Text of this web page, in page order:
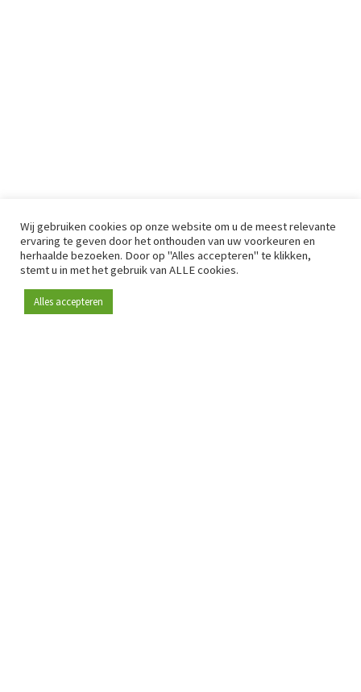
Wij gebruiken cookies op onze website om u de meest relevante
ervaring te geven door het onthouden van uw voorkeuren en
herhaalde bezoeken. Door op "Alles accepteren" te klikken,
stemt u in met het gebruik van ALLE cookies.
Alles accepteren